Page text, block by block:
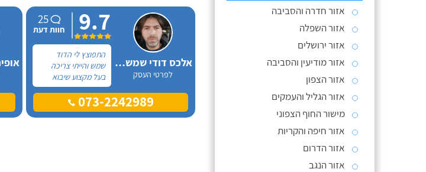
אזור חדרה והסביבה
אזור השפלה
אזור ירושלים
אזור מודיעין והסביבה
אזור הצפון
אזור הגליל והעמקים
מישור החוף הצפוני
אזור חיפה והקריות
אזור הדרום
אזור הנגב
אלכס דודי שמש וחשמל
לפרטי העסק
9.7
25
חוות דעת
התפוצץ לי הדוד
שמש והייתי צריכה
בעל מקצוע שיבוא
לתקן, כתבתי בגוגל
טכנאי דודים ואז
הגעתי לקבוצה של073-2242989